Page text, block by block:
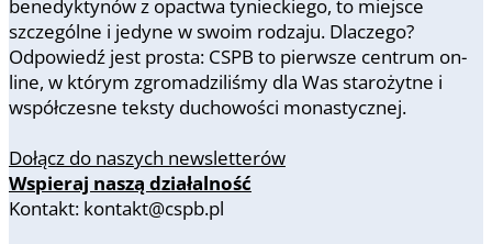
benedyktynów z opactwa tynieckiego, to miejsce
szczególne i jedyne w swoim rodzaju. Dlaczego?
Odpowiedź jest prosta: CSPB to pierwsze centrum on-
line, w którym zgromadziliśmy dla Was starożytne i
współczesne teksty duchowości monastycznej.
Dołącz do naszych newsletterów
Wspieraj naszą działalność
Kontakt: kontakt@cspb.pl